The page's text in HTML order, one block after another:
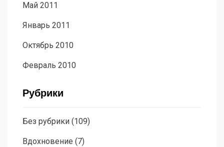
Май 2011
Январь 2011
Октябрь 2010
Февраль 2010
Рубрики
Без рубрики (109)
Вдохновение (7)